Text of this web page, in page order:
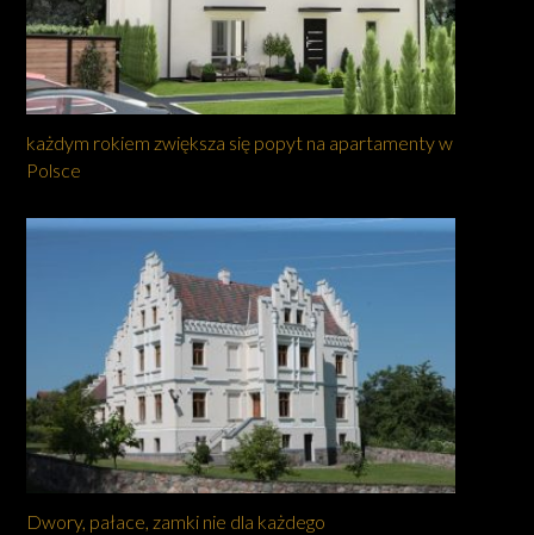
każdym rokiem zwiększa się popyt na apartamenty w
Polsce
Dwory, pałace, zamki nie dla każdego